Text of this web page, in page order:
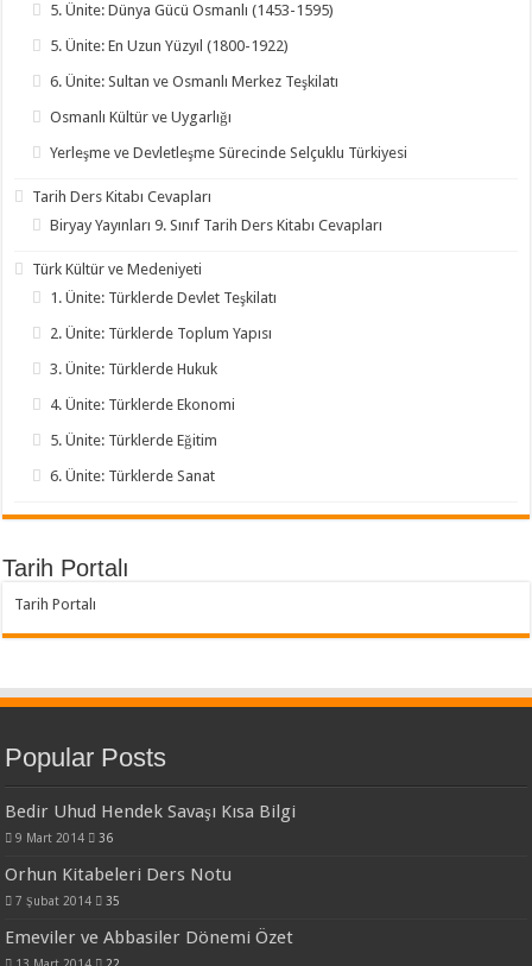
5. Ünite: Dünya Gücü Osmanlı (1453-1595)
5. Ünite: En Uzun Yüzyıl (1800-1922)
6. Ünite: Sultan ve Osmanlı Merkez Teşkilatı
Osmanlı Kültür ve Uygarlığı
Yerleşme ve Devletleşme Sürecinde Selçuklu Türkiyesi
Tarih Ders Kitabı Cevapları
Biryay Yayınları 9. Sınıf Tarih Ders Kitabı Cevapları
Türk Kültür ve Medeniyeti
1. Ünite: Türklerde Devlet Teşkilatı
2. Ünite: Türklerde Toplum Yapısı
3. Ünite: Türklerde Hukuk
4. Ünite: Türklerde Ekonomi
5. Ünite: Türklerde Eğitim
6. Ünite: Türklerde Sanat
Tarih Portalı
Tarih Portalı
Popular Posts
Bedir Uhud Hendek Savaşı Kısa Bilgi
9 Mart 2014 36
Orhun Kitabeleri Ders Notu
7 Şubat 2014 35
Emeviler ve Abbasiler Dönemi Özet